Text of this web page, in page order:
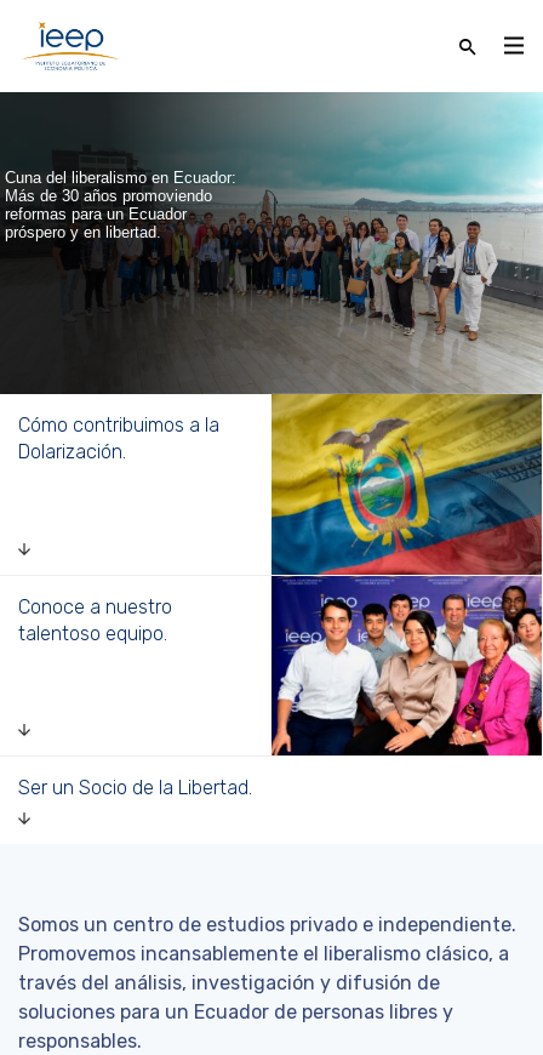
Cuna del liberalismo en Ecuador:
Más de 30 años promoviendo
reformas para un Ecuador
próspero y en libertad.
Cómo contribuimos a la
Dolarización.
Conoce a nuestro
talentoso equipo.
Ser un Socio de la Libertad.
Somos un centro de estudios privado e independiente.
Promovemos incansablemente el liberalismo clásico, a
través del análisis, investigación y difusión de
soluciones para un Ecuador de personas libres y
responsables.